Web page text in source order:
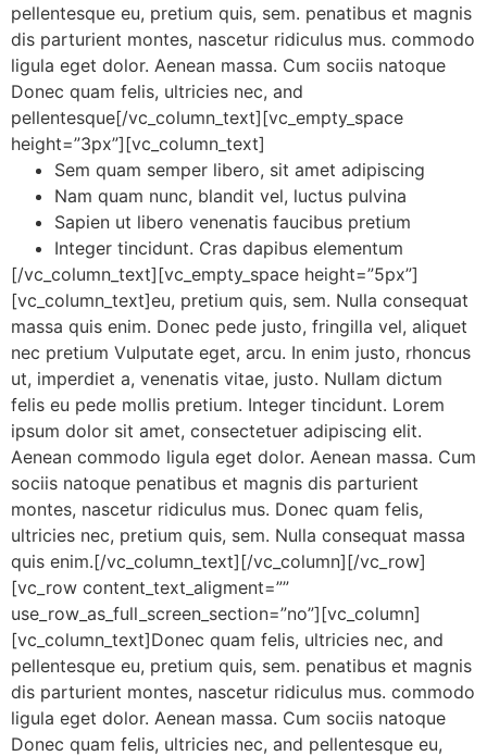
pellentesque eu, pretium quis, sem. penatibus et magnis
dis parturient montes, nascetur ridiculus mus. commodo
ligula eget dolor. Aenean massa. Cum sociis natoque
Donec quam felis, ultricies nec, and
pellentesque[/vc_column_text][vc_empty_space
height=”3px”][vc_column_text]
Sem quam semper libero, sit amet adipiscing
Nam quam nunc, blandit vel, luctus pulvina
Sapien ut libero venenatis faucibus pretium
Integer tincidunt. Cras dapibus elementum
[/vc_column_text][vc_empty_space height=”5px”]
[vc_column_text]eu, pretium quis, sem. Nulla consequat
massa quis enim. Donec pede justo, fringilla vel, aliquet
nec pretium Vulputate eget, arcu. In enim justo, rhoncus
ut, imperdiet a, venenatis vitae, justo. Nullam dictum
felis eu pede mollis pretium. Integer tincidunt. Lorem
ipsum dolor sit amet, consectetuer adipiscing elit.
Aenean commodo ligula eget dolor. Aenean massa. Cum
sociis natoque penatibus et magnis dis parturient
montes, nascetur ridiculus mus. Donec quam felis,
ultricies nec, pretium quis, sem. Nulla consequat massa
quis enim.[/vc_column_text][/vc_column][/vc_row]
[vc_row content_text_aligment=””
use_row_as_full_screen_section=”no”][vc_column]
[vc_column_text]Donec quam felis, ultricies nec, and
pellentesque eu, pretium quis, sem. penatibus et magnis
dis parturient montes, nascetur ridiculus mus. commodo
ligula eget dolor. Aenean massa. Cum sociis natoque
Donec quam felis, ultricies nec, and pellentesque eu,